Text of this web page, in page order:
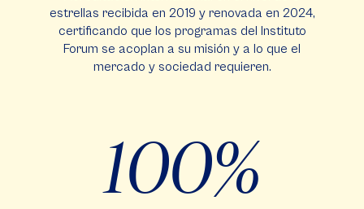
estrellas recibida en 2019 y renovada en 2024,
certificando que los programas del Instituto
Forum se acoplan a su misión y a lo que el
mercado y sociedad requieren.
100